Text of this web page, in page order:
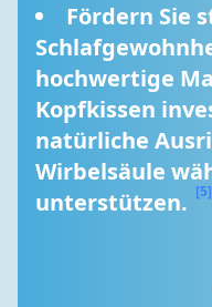
Fördern Sie
hochwertige
Kopfkissen
natürliche
Wirbelsäule
unterstützen. [5]